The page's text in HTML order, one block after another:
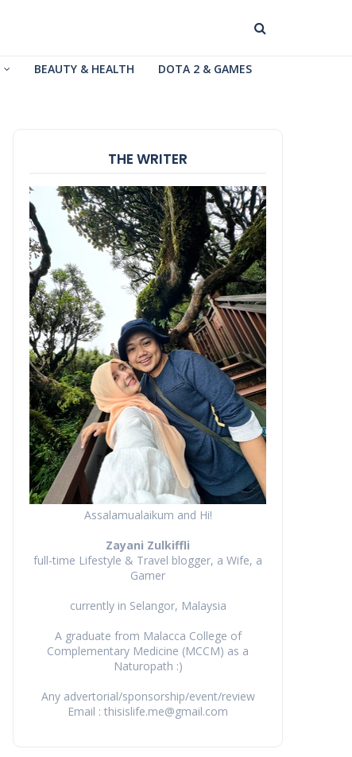
BEAUTY & HEALTH DOTA 2 & GAMES
THE WRITER
Assalamualaikum and Hi!
Zayani Zulkiffli
full-time Lifestyle & Travel blogger, a Wife, a
Gamer
currently in Selangor, Malaysia
A graduate from Malacca College of
Complementary Medicine (MCCM) as a
Naturopath :)
Any advertorial/sponsorship/event/review
Email : thisislife.me@gmail.com